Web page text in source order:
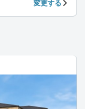
変更する